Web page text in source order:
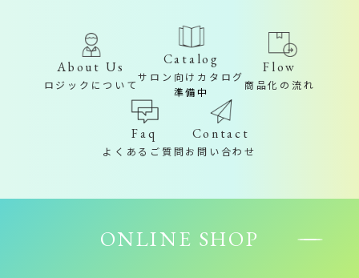
About Us
ロジックについて
Catalog
サロン向けカタログ
準備中
Flow
商品化の流れ
Faq
よくあるご質問
Contact
お問い合わせ
ONLINE SHOP